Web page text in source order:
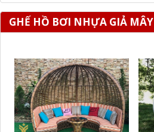
GHẾ HỒ BƠI NHỰA GIẢ MÂY